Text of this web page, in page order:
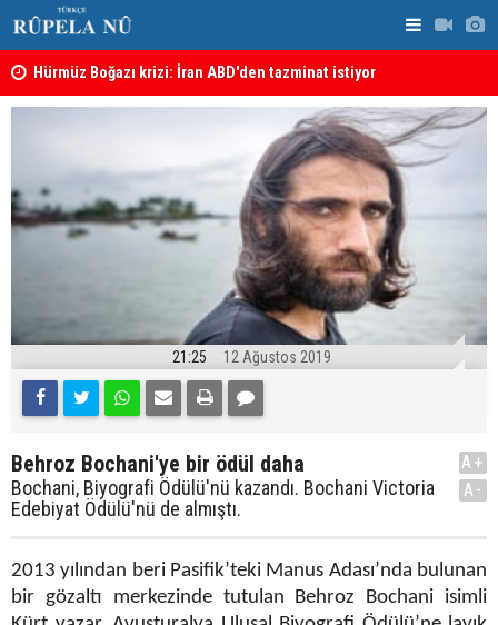
Hürmüz Boğazı krizi: İran ABD'den tazminat istiyor
İran'dan Hürmüz'ün açılması için 6 maddelik şart edildi
21:25 12 Ağustos 2019
Behroz Bochani'ye bir ödül daha
Bochani, Biyografi Ödülü'nü kazandı. Bochani Victoria
Edebiyat Ödülü'nü de almıştı.
A+
A-
2013 yılından beri Pasifik’teki Manus Adası’nda bulunan
bir gözaltı merkezinde tutulan Behroz Bochani isimli